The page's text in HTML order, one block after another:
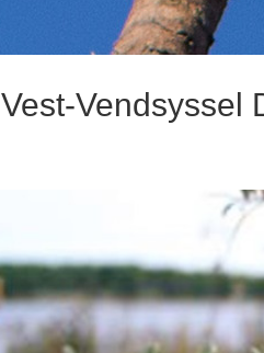
Vest-Vendsyssel